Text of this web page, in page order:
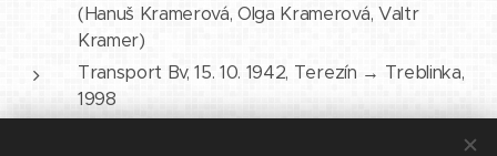
(Hanuš Kramerová, Olga Kramerová, Valtr
Kramer)
Transport Bv, 15. 10. 1942, Terezín → Treblinka,
1998
(Max Kramer)